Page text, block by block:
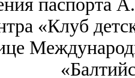
паспорта
«Клуб